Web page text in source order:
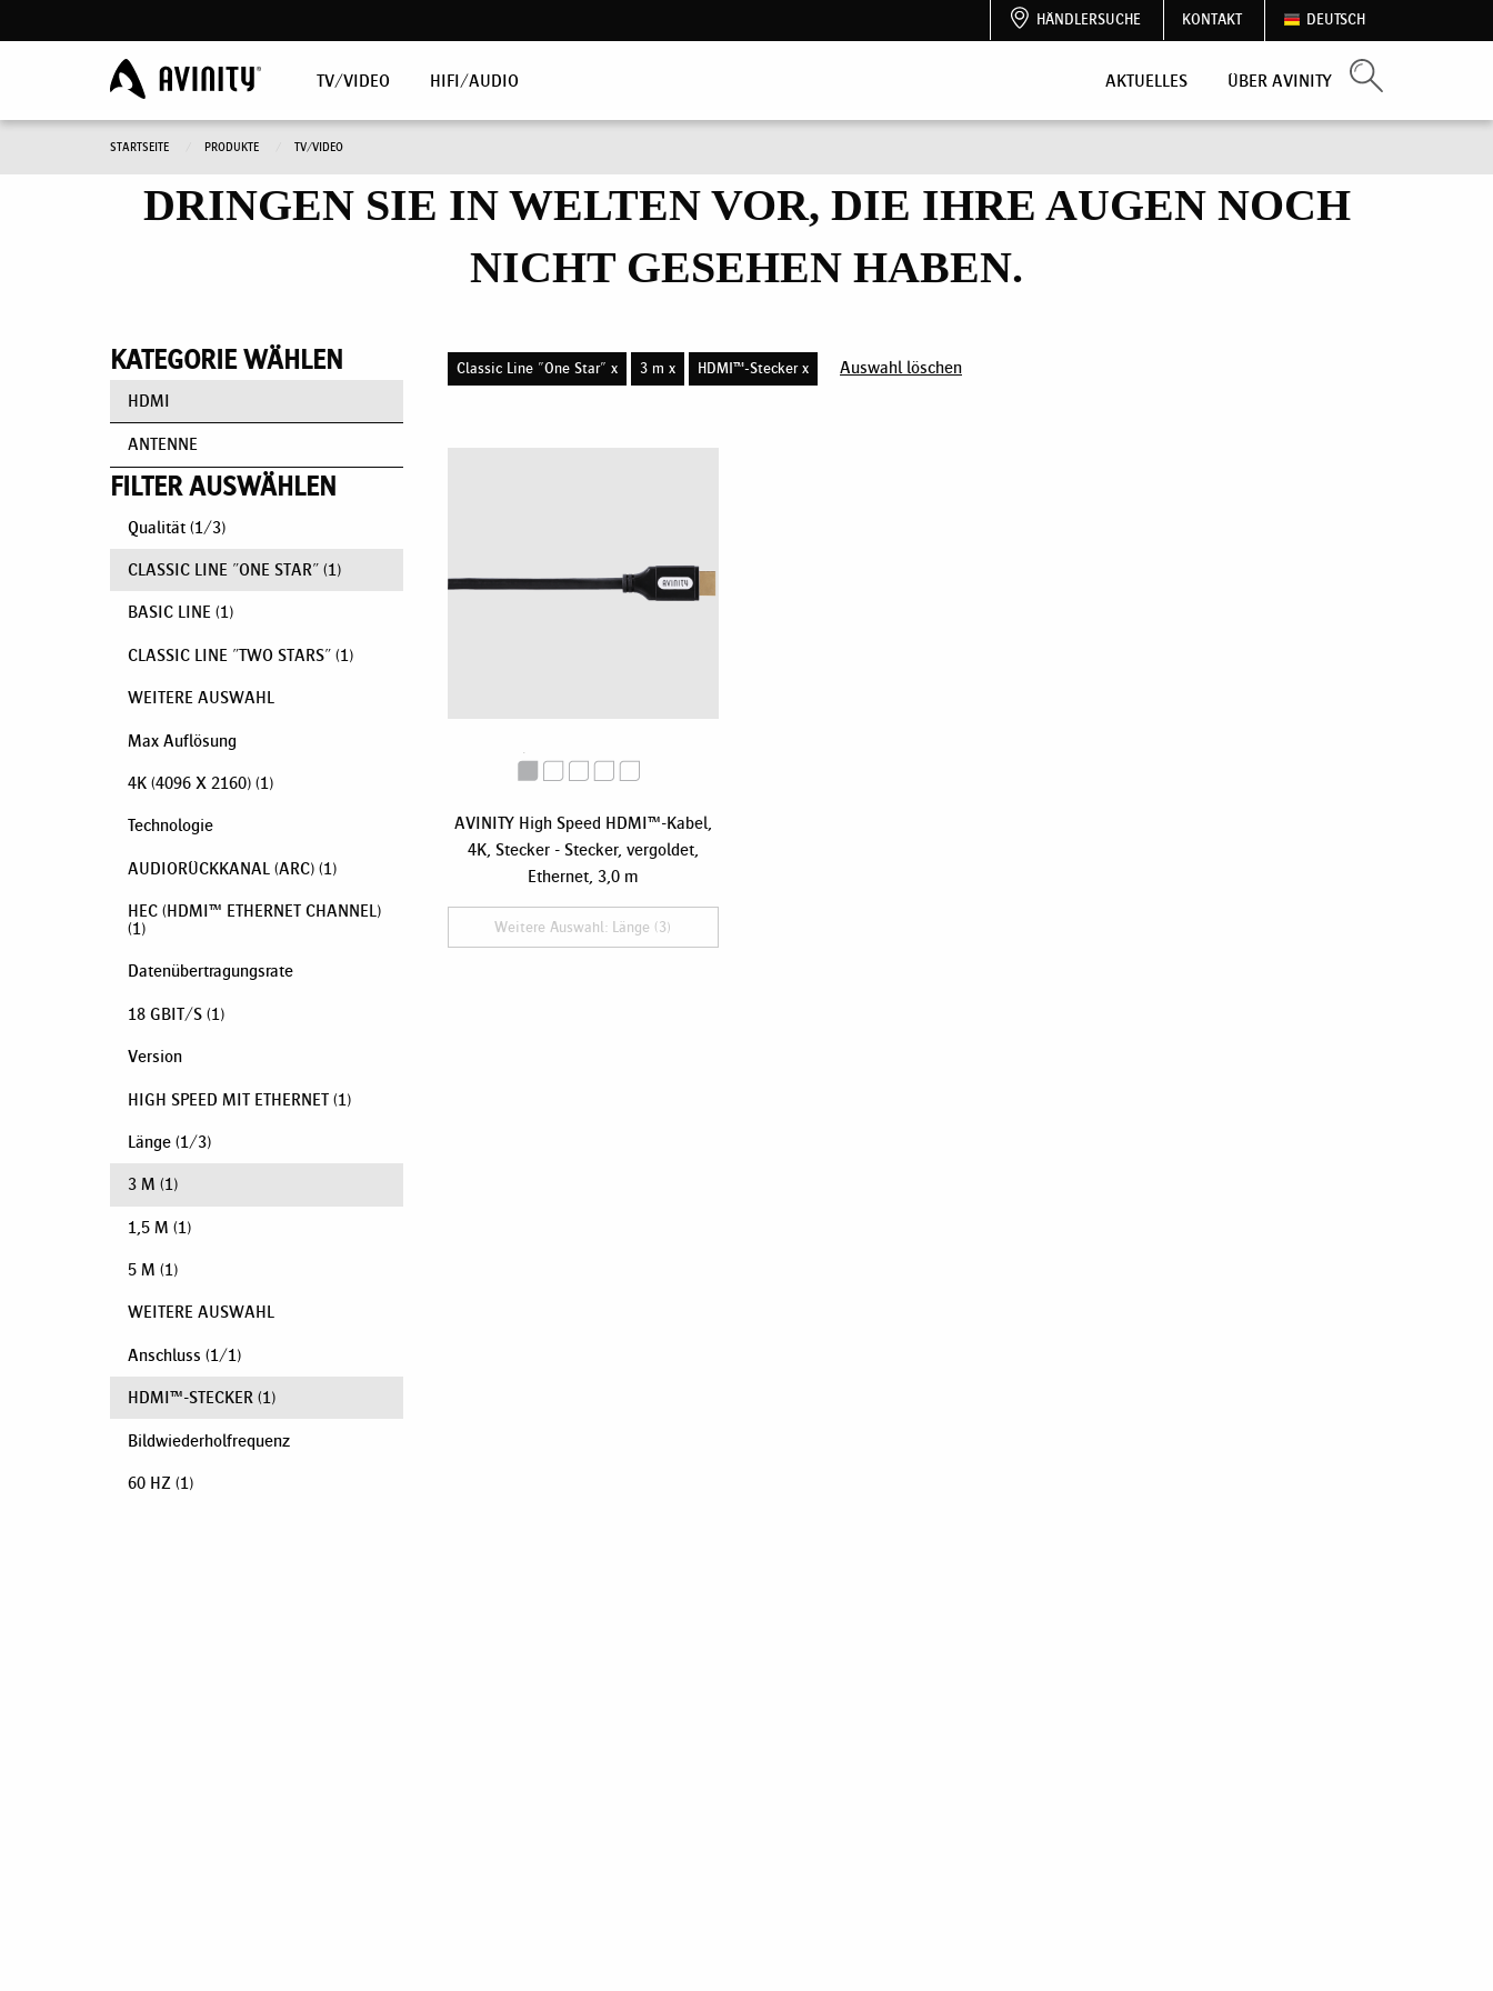
HÄNDLERSUCHE KONTAKT DEUTSCH
TV/VIDEO HIFI/AUDIO AKTUELLES ÜBER AVINITY
STARTSEITE PRODUKTE TV/VIDEO
DRINGEN SIE IN WELTEN VOR, DIE IHRE AUGEN NOCH
NICHT GESEHEN HABEN.
KATEGORIE WÄHLEN
HDMI
ANTENNE
FILTER AUSWÄHLEN
Qualität (1/3)
CLASSIC LINE "ONE STAR" (1)
BASIC LINE (1)
CLASSIC LINE "TWO STARS" (1)
WEITERE AUSWAHL
Max Auflösung
4K (4096 X 2160) (1)
Technologie
AUDIORÜCKKANAL (ARC) (1)
HEC (HDMI™ ETHERNET CHANNEL)
(1)
Datenübertragungsrate
18 GBIT/S (1)
Version
HIGH SPEED MIT ETHERNET (1)
Länge (1/3)
3 M (1)
1,5 M (1)
5 M (1)
WEITERE AUSWAHL
Anschluss (1/1)
HDMI™-STECKER (1)
Bildwiederholfrequenz
60 HZ (1)
Classic Line "One Star" x 3 m x HDMI™-Stecker x Auswahl löschen
AVINITY High Speed HDMI™-Kabel,
4K, Stecker - Stecker, vergoldet,
Ethernet, 3,0 m
Weitere Auswahl: Länge (3)